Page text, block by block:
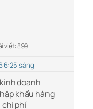
viết: 899
6:25 sáng
doanh
khẩu hàng
chi phí